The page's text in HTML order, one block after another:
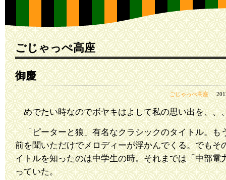
ごじゃっぺ高座
御慶
ごじゃっぺ高座
めでたい時なのでボヤキはよして私の思い出を、、
「ピーターと狼」有名なクラシックのタイトル。も
前を聞いただけでメロディーが浮かんでくる。でもそ
イトルを知ったのは中学生の時。それまでは「中部電
っていた。